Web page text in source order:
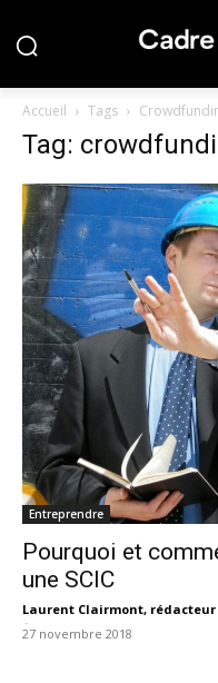
Accueil Tags
Tag:
Entreprendre
Pourquoi et
une SCIC
Laurent Clairmont,
-
27 novembre 2018